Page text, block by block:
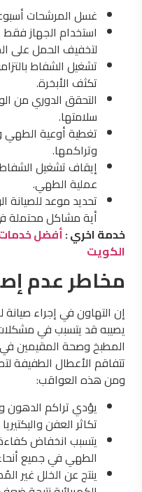
غسل المرشحات أسبوعيًا
استخدام الجهاز فقط
لتخفيف الحمل على
تشغيل الشفاط بالتزامن
تكثف الأبخرة.
التحقق الدوري من
سلامتها.
تغطية أوعية الطهي
وتراكمها.
إيقاف تشغيل الشفاط
عملية الطهي.
تحديد موعد للصيانة
أية مشاكل محتملة في
خدمة اخري :أفضل خدمات
الكويت
مخاطر عدم
إن التهاون في إجراء صيانة
يصيبه قد يتسبب في
المطبخ وصحة المقيمين في
تتفاقم الأعطال الطفيفة
ومن هذه العواقب:
يؤدي تراكم الدهون
تكاثر العفن
يتسبب انخفاض كفاءة
الطهي في جميع أنحاء
ينتج عن الخلل غير